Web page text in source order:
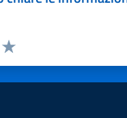
Valuta 5 stelle su 5
4 stelle su 5
stelle su 5
su 5
5